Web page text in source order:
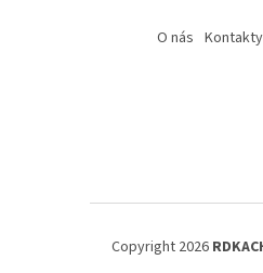
O nás Kontakty
Copyright 2026